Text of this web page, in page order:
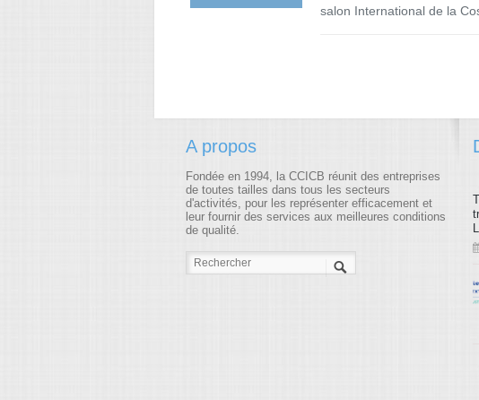
salon International de la
A propos
Fondée en 1994, la CCICB réunit des entreprises
de toutes tailles dans tous les secteurs
d'activités, pour les représenter efficacement et
leur fournir des services aux meilleures conditions
de qualité.